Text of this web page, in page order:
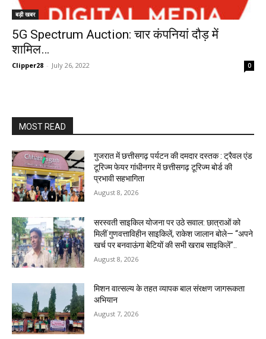
बड़ी खबर
5G Spectrum Auction: चार कंपनियां दौड़ में
शामिल…
Clipper28 - July 26, 2022 0
MOST READ
गुजरात में छत्तीसगढ़ पर्यटन की दमदार दस्तक : ट्रैवल एंड
टूरिज्म फेयर गांधीनगर में छत्तीसगढ़ टूरिज्म बोर्ड की
प्रभावी सहभागिता
August 8, 2026
सरस्वती साइकिल योजना पर उठे सवाल: छात्राओं को
मिलीं गुणवत्ताविहीन साइकिलें, राकेश जालान बोले— “अपने
खर्च पर बनवाऊंगा बेटियों की सभी खराब साइकिलें”..
August 8, 2026
मिशन वात्सल्य के तहत व्यापक बाल संरक्षण जागरूकता
अभियान
August 7, 2026